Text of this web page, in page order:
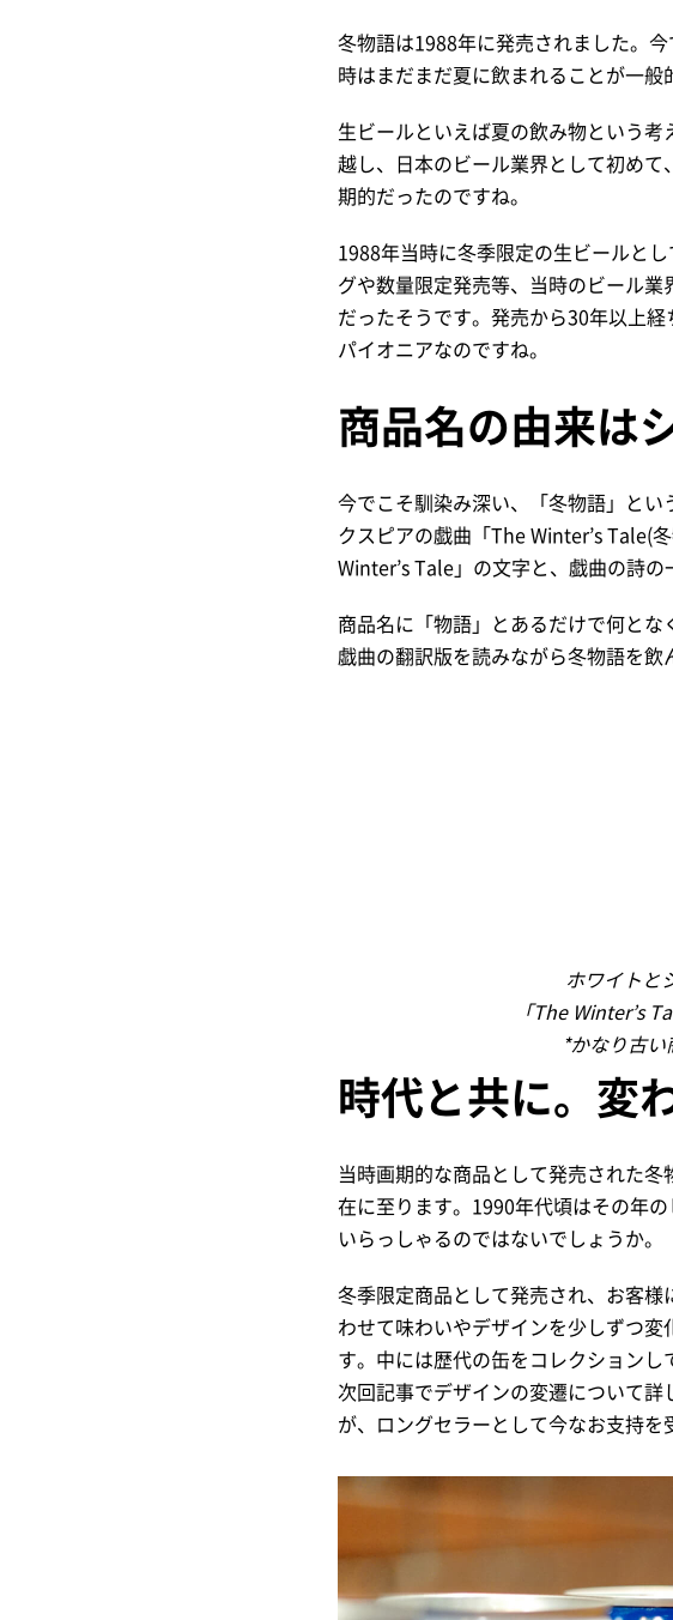
冬物語は1988年に発売されました。
時はまだまだ夏に飲まれることが一般
生ビールといえば夏の飲み物という
越し、日本のビール業界として初め
期的だったのですね。
1988年当時に冬季限定の生ビールと
グや数量限定発売等、当時のビール
だったそうです。発売から30年以上
パイオニアなのですね。
商品名の由来は
今でこそ馴染み深い、「冬物語」と
クスピアの戯曲「The Winter’s Tale(
Winter’s Tale」の文字と、戯曲の詩の
商品名に「物語」とあるだけで何とな
戯曲の翻訳版を読みながら冬物語を飲
ホワイトと
「The Winter’s
*かなり古
時代と共に。変
当時画期的な商品として発売された
在に至ります。1990年代頃はその年
いらっしゃるのではないでしょうか。
冬季限定商品として発売され、お客
わせて味わいやデザインを少しずつ
す。中には歴代の缶をコレクションし
次回記事でデザインの変遷について
が、ロングセラーとして今なお支持を